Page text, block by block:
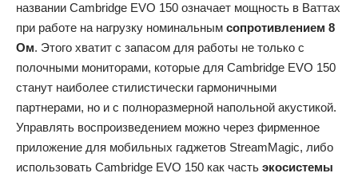
названии Cambridge EVO 150 означает мощность в Ваттах
при работе на нагрузку номинальным сопротивлением 8
Ом. Этого хватит с запасом для работы не только с
полочными мониторами, которые для Cambridge EVO 150
станут наиболее стилистически гармоничными
партнерами, но и с полноразмерной напольной акустикой.
Управлять воспроизведением можно через фирменное
приложение для мобильных гаджетов StreamMagic, либо
использовать Cambridge EVO 150 как часть экосистемы